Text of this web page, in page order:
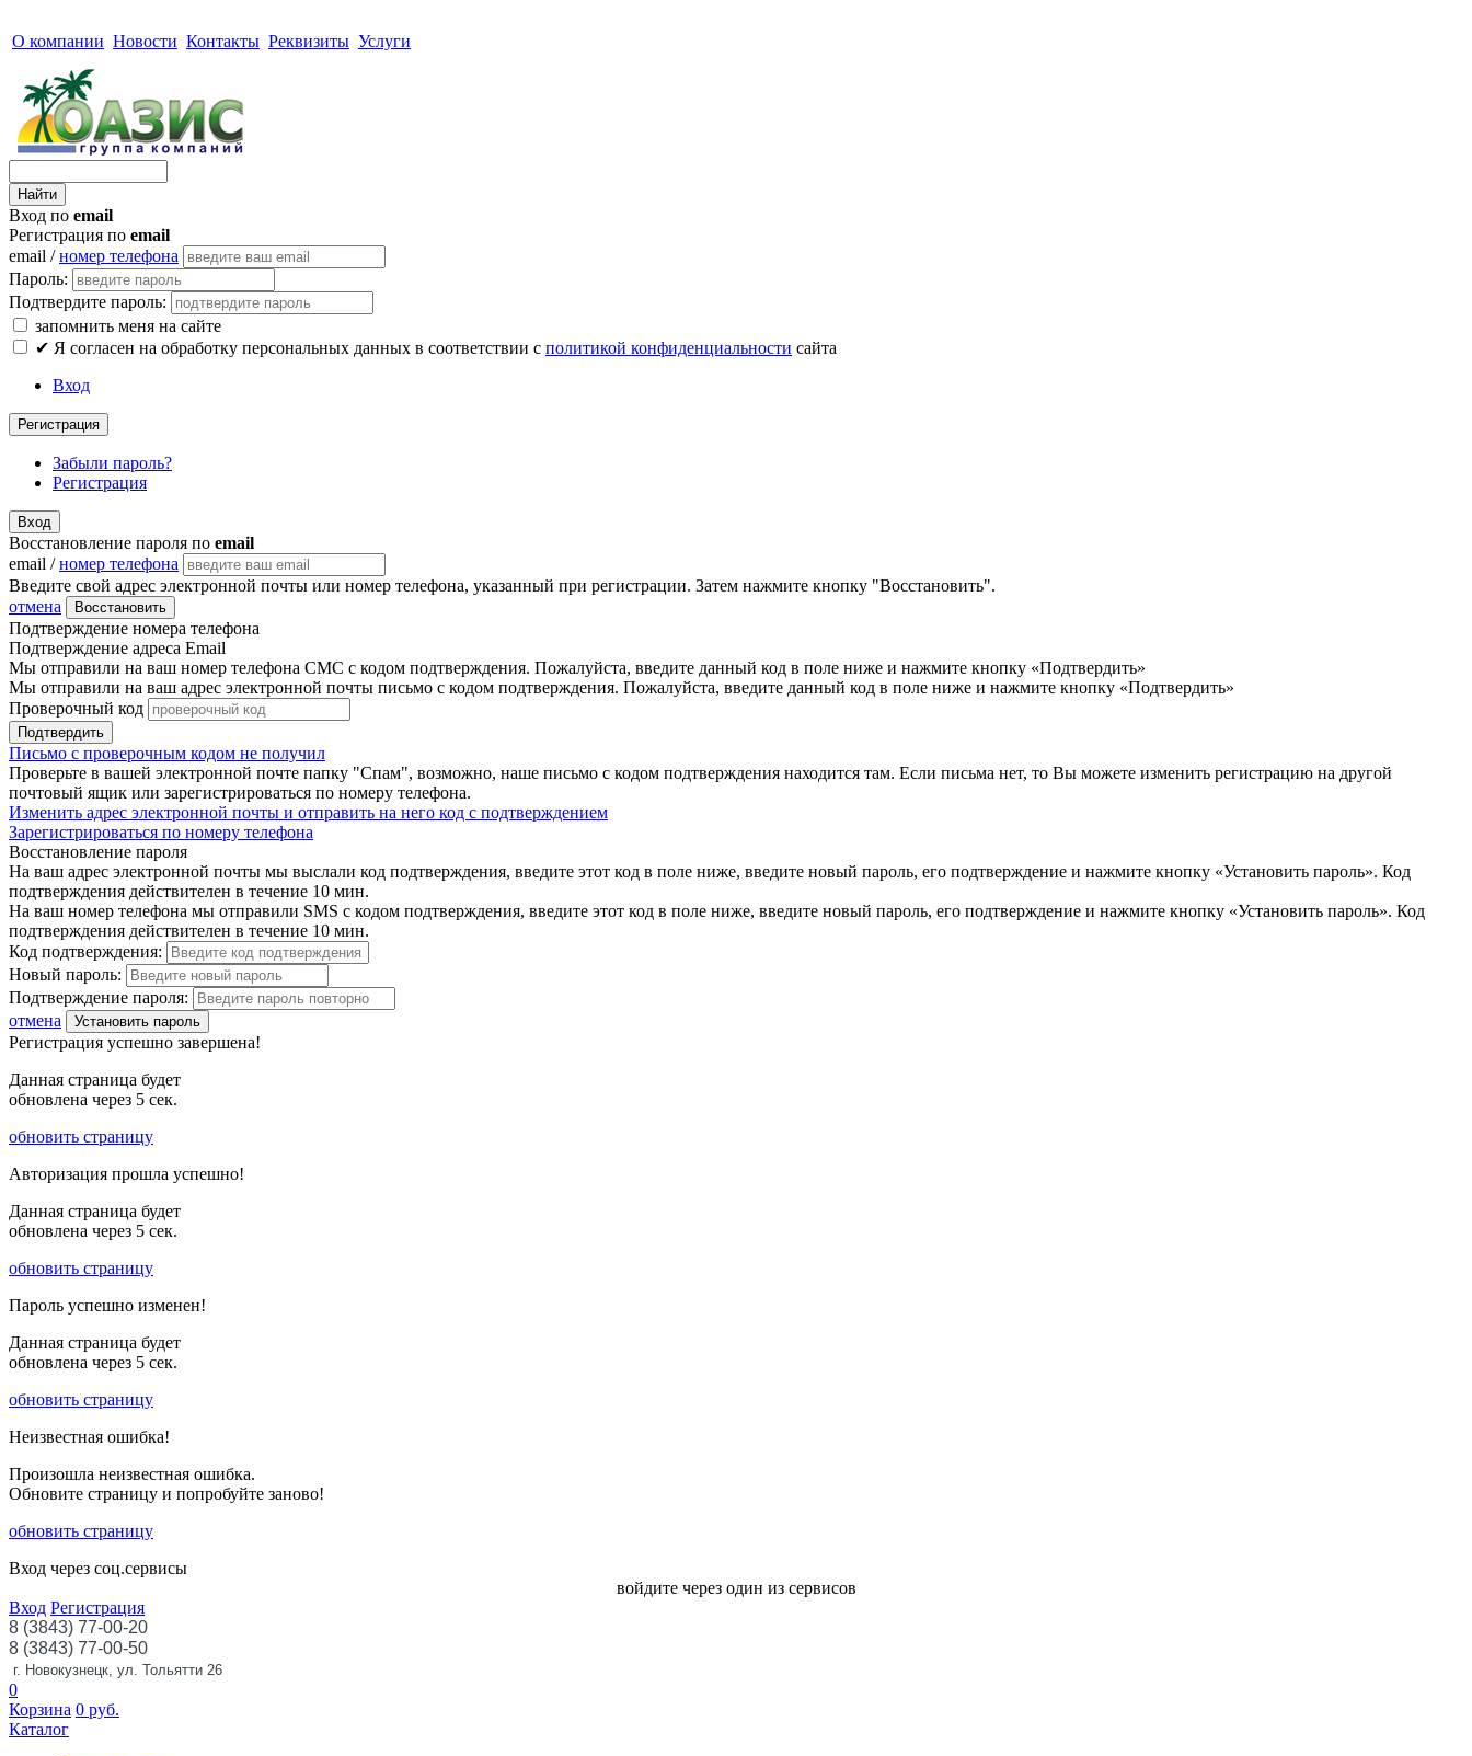
О компании Новости Контакты Реквизиты Услуги
Вход по email
Регистрация по email
email /номер телефона
Пароль:
Подтвердите пароль:
запомнить меня на сайте
✔ Я согласен на обработку персональных данных в соответствии с политикой конфиденциальности сайта
Вход
Регистрация
Забыли пароль?
Регистрация
Вход
Восстановление пароля по email
email /номер телефона
Введите свой адрес электронной почты или номер телефона, указанный при регистрации. Затем нажмите кнопку "Восстановить".
отмена
Восстановить
Подтверждение номера телефона
Подтверждение адреса Email
Мы отправили на ваш номер телефона СМС с кодом подтверждения. Пожалуйста, введите данный код в поле ниже и нажмите кнопку «Подтвердить»
Мы отправили на ваш адрес электронной почты письмо с кодом подтверждения. Пожалуйста, введите данный код в поле ниже и нажмите кнопку «Подтвердить»
Проверочный код
Подтвердить
Письмо с проверочным кодом не получил
Проверьте в вашей электронной почте папку "Спам", возможно, наше письмо с кодом подтверждения находится там. Если письма нет, то Вы можете изменить регистрацию на другой
почтовый ящик или зарегистрироваться по номеру телефона.
Изменить адрес электронной почты и отправить на него код с подтверждением
Зарегистрироваться по номеру телефона
Восстановление пароля
На ваш адрес электронной почты мы выслали код подтверждения, введите этот код в поле ниже, введите новый пароль, его подтверждение и нажмите кнопку «Установить пароль». Код
подтверждения действителен в течение 10 мин.
На ваш номер телефона мы отправили SMS с кодом подтверждения, введите этот код в поле ниже, введите новый пароль, его подтверждение и нажмите кнопку «Установить пароль». Код
подтверждения действителен в течение 10 мин.
Код подтверждения:
Новый пароль:
Подтверждение пароля:
отмена
Установить пароль
Регистрация успешно завершена!
Данная страница будет
обновлена через 5 сек.
обновить страницу
Авторизация прошла успешно!
Данная страница будет
обновлена через 5 сек.
обновить страницу
Пароль успешно изменен!
Данная страница будет
обновлена через 5 сек.
обновить страницу
Неизвестная ошибка!
Произошла неизвестная ошибка.
Обновите страницу и попробуйте заново!
обновить страницу
Вход через соц.сервисы
войдите через один из сервисов
Вход Регистрация
8 (3843) 77-00-20
8 (3843) 77-00-50
г. Новокузнецк, ул. Тольятти 26
0
Корзина 0 руб.
Каталог